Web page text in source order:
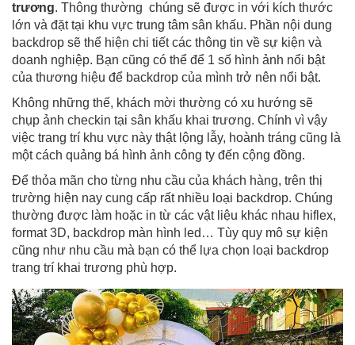
trương. Thông thường chúng sẽ được in với kích thước
lớn và đặt tại khu vực trung tâm sân khấu. Phần nội dung
backdrop sẽ thể hiện chi tiết các thông tin về sự kiện và
doanh nghiệp. Bạn cũng có thể để 1 số hình ảnh nổi bật
của thương hiệu để backdrop của mình trở nên nổi bật.
Không những thế, khách mời thường có xu hướng sẽ
chụp ảnh checkin tại sân khấu khai trương. Chính vì vậy
việc trang trí khu vực này thật lộng lẫy, hoành tráng cũng là
một cách quảng bá hình ảnh công ty đến cộng đồng.
Để thỏa mãn cho từng nhu cầu của khách hàng, trên thị
trường hiện nay cung cấp rất nhiều loại backdrop. Chúng
thường được làm hoặc in từ các vật liệu khác nhau hiflex,
format 3D, backdrop màn hình led… Tùy quy mô sự kiện
cũng như nhu cầu mà bạn có thể lựa chọn loại backdrop
trang trí khai trương phù hợp.